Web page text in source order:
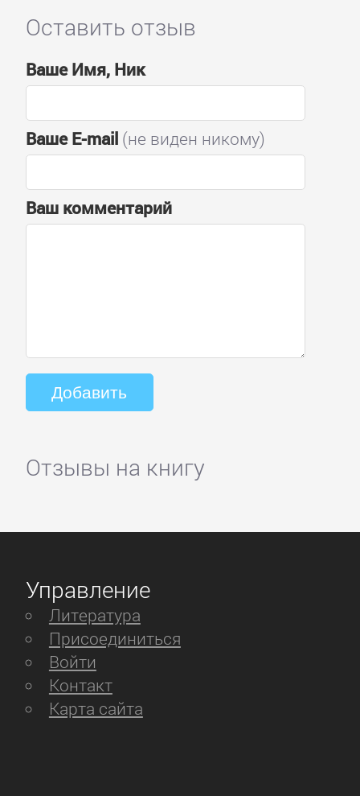
Оставить отзыв
Ваше Имя, Ник
Ваше E-mail(не виден никому)
Ваш комментарий
Отзывы на книгу
Управление
Литература
Присоединиться
Войти
Контакт
Карта сайта